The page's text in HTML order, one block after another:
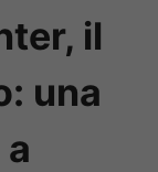
il
una